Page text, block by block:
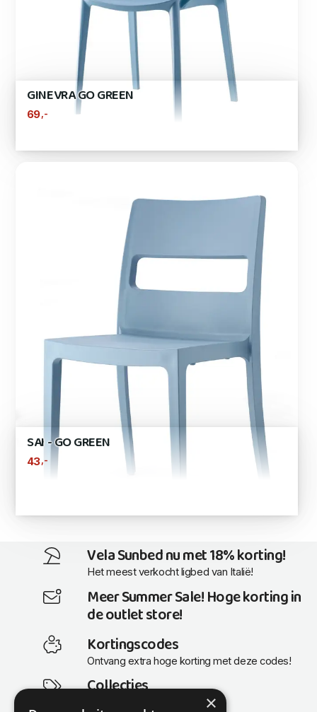
GINEVRA GO GREEN
69 ,-
SAI - GO GREEN
43,-
Vela Sunbed nu met 18% korting!
Het meest verkocht ligbed van Italië!
Meer Summer Sale! Hoge korting in
de outlet store!
Kortingscodes
Ontvang extra hoge korting met deze codes!
Collecties
Actuele en populaire collecties
×